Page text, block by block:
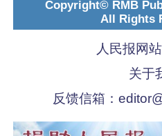
Copyright© RMB
All Rights
人民报网
关于
反馈信箱：